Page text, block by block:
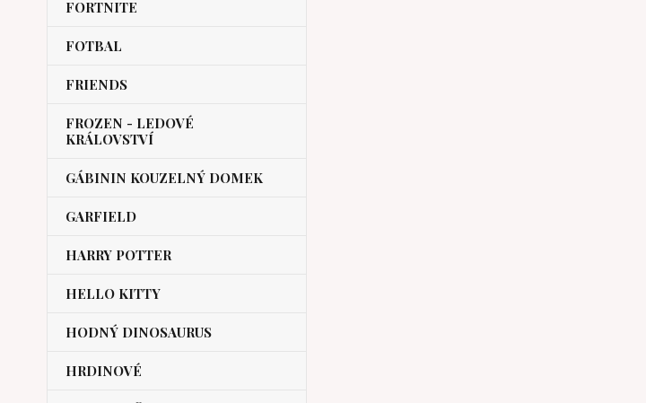
FORTNITE
FOTBAL
FRIENDS
FROZEN - LEDOVÉ
KRÁLOVSTVÍ
GÁBININ KOUZELNÝ DOMEK
GARFIELD
HARRY POTTER
HELLO KITTY
HODNÝ DINOSAURUS
HRDINOVÉ